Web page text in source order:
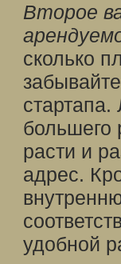
Второе
сколько
большего
расти и
адрес.
удобной